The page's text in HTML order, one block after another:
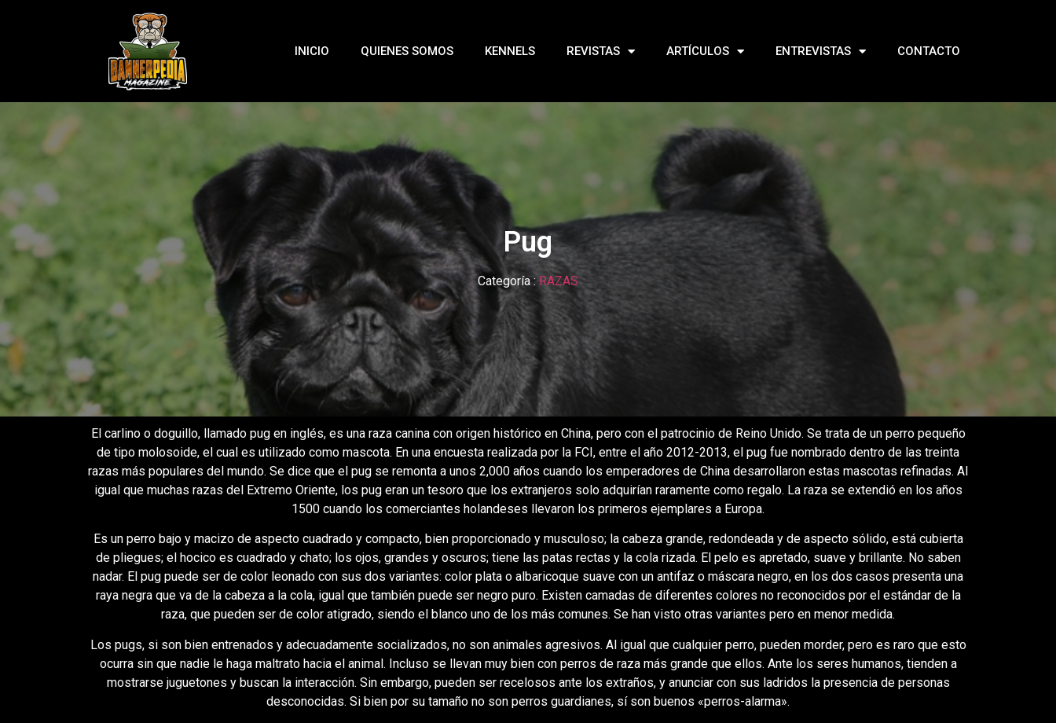
INICIO QUIENES SOMOS KENNELS REVISTAS ARTÍCULOS ENTREVISTAS CONTACTO
Pug
Categoría :RAZAS
El carlino o doguillo, llamado pug en inglés​, es una raza canina con origen histórico en China, pero con el patrocinio de Reino Unido. Se trata de un perro pequeño
de tipo molosoide, el cual es utilizado como mascota. En una encuesta realizada por la FCI, entre el año 2012-2013, el pug fue nombrado dentro de las treinta
razas más populares del mundo. Se dice que el pug se remonta a unos 2,000 años cuando los emperadores de China desarrollaron estas mascotas refinadas. Al
igual que muchas razas del Extremo Oriente, los pug eran un tesoro que los extranjeros solo adquirían raramente como regalo. La raza se extendió en los años
1500 cuando los comerciantes holandeses llevaron los primeros ejemplares a Europa.
Es un perro bajo y macizo de aspecto cuadrado y compacto, bien proporcionado y musculoso; la cabeza grande, redondeada y de aspecto sólido, está cubierta
de pliegues; el hocico es cuadrado y chato; los ojos, grandes y oscuros; tiene las patas rectas y la cola rizada. El pelo es apretado, suave y brillante. No saben
nadar. El pug puede ser de color leonado con sus dos variantes: color plata o albaricoque suave con un antifaz o máscara negro, en los dos casos presenta una
raya negra que va de la cabeza a la cola, igual que también puede ser negro puro. Existen camadas de diferentes colores no reconocidos por el estándar de la
raza, que pueden ser de color atigrado, siendo el blanco uno de los más comunes. Se han visto otras variantes pero en menor medida.
Los pugs, si son bien entrenados y adecuadamente socializados, no son animales agresivos. Al igual que cualquier perro, pueden morder, pero es raro que esto
ocurra sin que nadie le haga maltrato hacia el animal. Incluso se llevan muy bien con perros de raza más grande que ellos. Ante los seres humanos, tienden a
mostrarse juguetones y buscan la interacción. Sin embargo, pueden ser recelosos ante los extraños, y anunciar con sus ladridos la presencia de personas
desconocidas. Si bien por su tamaño no son perros guardianes, sí son buenos «perros-alarma».